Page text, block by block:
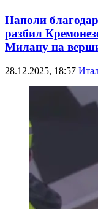
Наполи
разбил
Милану на
28.12.2025, 18:57